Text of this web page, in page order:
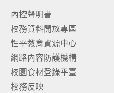
內控聲明書
校務資料開放專區
性平教育資源中心
網路內容防護機構
校園食材登錄平臺
校務反映